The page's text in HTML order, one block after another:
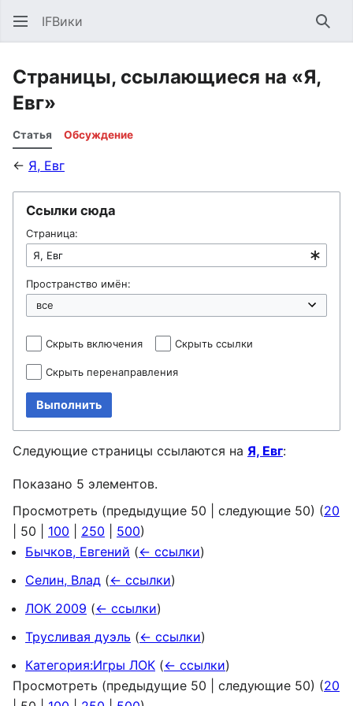
IFВики
Страницы, ссылающиеся на «Я,
Евг»
Статья Обсуждение
← Я, Евг
Ссылки сюда
Страница:
Пространство имён:
Скрыть включения Скрыть ссылки
Скрыть перенаправления
Выполнить
Следующие страницы ссылаются на Я, Евг:
Показано 5 элементов.
Просмотреть (предыдущие 50 следующие 50) (20
50 100 250 500)
Бычков, Евгений (← ссылки)
Селин, Влад (← ссылки)
ЛОК 2009 (← ссылки)
Трусливая дуэль (← ссылки)
Категория:Игры ЛОК (← ссылки)
Просмотреть (предыдущие 50 следующие 50) (20